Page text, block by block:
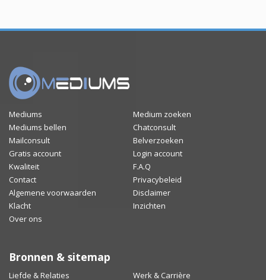
Mediums
Medium zoeken
Mediums bellen
Chatconsult
Mailconsult
Belverzoeken
Gratis account
Login account
Kwaliteit
F.A.Q
Contact
Privacybeleid
Algemene voorwaarden
Disclaimer
Klacht
Inzichten
Over ons
Bronnen & sitemap
Liefde & Relaties Werk & Carrière